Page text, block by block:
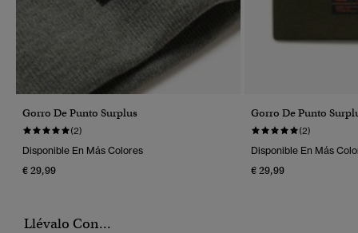
Gorro De Punto Surplus
(2)
Disponible En Más Colores
€ 29,99
Gorro De Punto
(2)
Disponible En Más
€ 29,99
Llévalo Con...